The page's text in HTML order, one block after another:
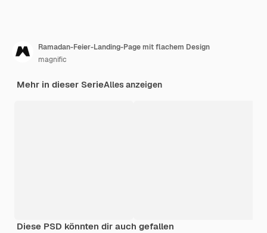
Ramadan-Feier-Landing-Page mit flachem Design
magnific
Mehr in dieser SerieAlles anzeigen
Diese PSD könnten dir auch gefallen